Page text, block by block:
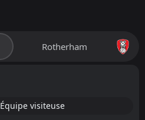
Rotherham
Équipe visiteuse